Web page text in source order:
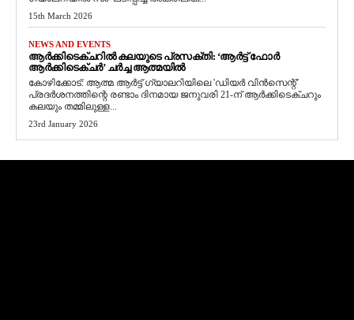
15th March 2026
NEWS AND EVENTS
ആർക്കിടെക്ചറിൽ കലയുടെ പ്രസക്തി: ‘ആർട്ട് ഫോർ
ആർക്കിടെക്ചർ’ ചർച്ച ആത്മയിൽ
​കോഴിക്കോട്: ആത്മ ആർട്ട് ഗ്യാലറിയിലെ 'ഡിയർ വിൻസെന്റ്'
പ്രദർശനത്തിന്റെ രണ്ടാം ദിനമായ ജനുവരി 21-ന് ആർക്കിടെക്ചറും
കലയും തമ്മിലുള്ള...
23rd January 2026